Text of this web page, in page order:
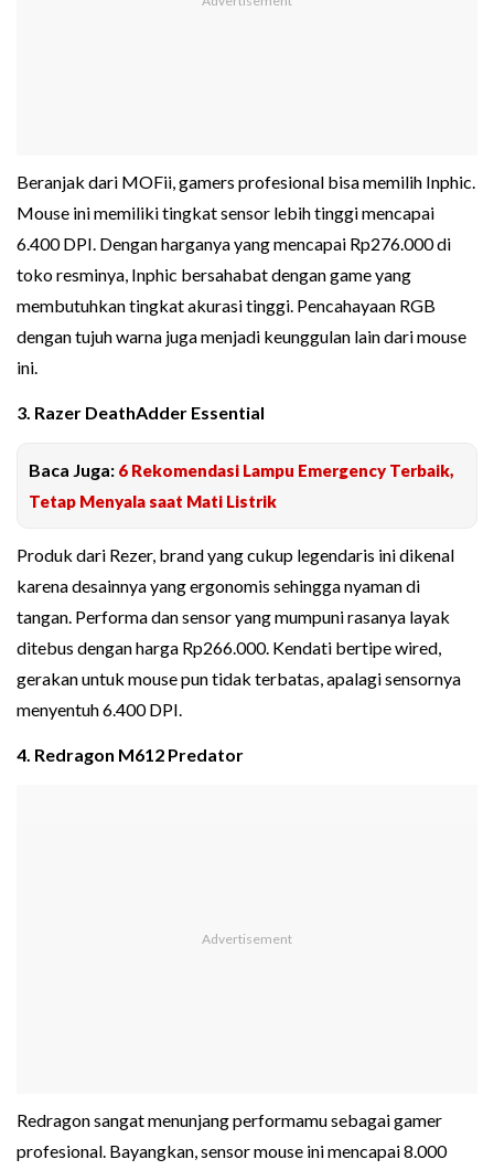
Beranjak dari MOFii, gamers profesional bisa memilih Inphic.
Mouse ini memiliki tingkat sensor lebih tinggi mencapai
6.400 DPI. Dengan harganya yang mencapai Rp276.000 di
toko resminya, Inphic bersahabat dengan game yang
membutuhkan tingkat akurasi tinggi. Pencahayaan RGB
dengan tujuh warna juga menjadi keunggulan lain dari mouse
ini.
3. Razer DeathAdder Essential
Baca Juga: 6 Rekomendasi Lampu Emergency Terbaik,
Tetap Menyala saat Mati Listrik
Produk dari Rezer, brand yang cukup legendaris ini dikenal
karena desainnya yang ergonomis sehingga nyaman di
tangan. Performa dan sensor yang mumpuni rasanya layak
ditebus dengan harga Rp266.000. Kendati bertipe wired,
gerakan untuk mouse pun tidak terbatas, apalagi sensornya
menyentuh 6.400 DPI.
4. Redragon M612 Predator
Redragon sangat menunjang performamu sebagai gamer
profesional. Bayangkan, sensor mouse ini mencapai 8.000